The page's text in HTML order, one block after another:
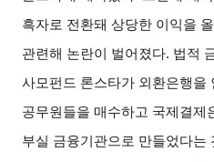
흑자로 전환돼 상당한 이익을
관련해 논란이 벌어졌다. 법적
사모펀드 론스타가 외환은행을
공무원들을 매수하고 국제결제
부실 금융기관으로 만들었다는